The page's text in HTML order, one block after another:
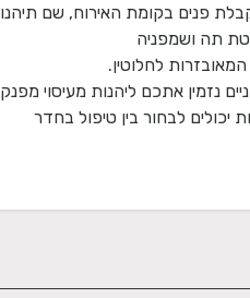
פנים בקומת האירוח, שם תיהנו
נזמין אתכם ליהנות מעיסוי מפנק
יכולים לבחור בין טיפול בחדר